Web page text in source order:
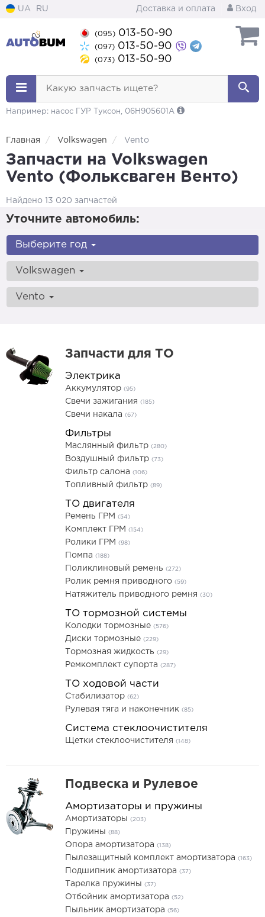
UA RU Доставка и оплата Вход
(095) 013-50-90
(097) 013-50-90
(073) 013-50-90
Какую запчасть ищете?
Например: насос ГУР Туксон, 06H905601A
Главная Volkswagen Vento
Запчасти на Volkswagen
Vento (Фольксваген Венто)
Найдено 13 020 запчастей
Уточните автомобиль:
Выберите год
Volkswagen
Vento
Запчасти для ТО
Электрика
Аккумулятор (95)
Свечи зажигания (185)
Свечи накала (67)
Фильтры
Маслянный фильтр (280)
Воздушный фильтр (73)
Фильтр салона (106)
Топливный фильтр (89)
ТО двигателя
Ремень ГРМ (54)
Комплект ГРМ (154)
Ролики ГРМ (98)
Помпа (188)
Поликлиновый ремень (272)
Ролик ремня приводного (59)
Натяжитель приводного ремня (30)
ТО тормозной системы
Колодки тормозные (576)
Диски тормозные (229)
Тормозная жидкость (29)
Ремкомплект супорта (287)
ТО ходовой части
Стабилизатор (62)
Рулевая тяга и наконечник (85)
Система стеклоочистителя
Щетки стеклоочистителя (148)
Подвеска и Рулевое
Амортизаторы и пружины
Амортизаторы (203)
Пружины (88)
Опора амортизатора (138)
Пылезащитный комплект амортизатора (163)
Подшипник амортизатора (37)
Тарелка пружины (37)
Отбойник амортизатора (52)
Пыльник амортизатора (56)